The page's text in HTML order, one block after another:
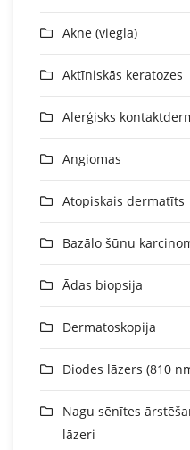
Akne (viegla)
Aktīniskās keratozes
Alerģisks
Angiomas
Atopiskais dermatīts
Bazālo šūnu
Ādas biopsija
Dermatoskopija
Diodes lāzers (810
Nagu sēnītes
lāzeri